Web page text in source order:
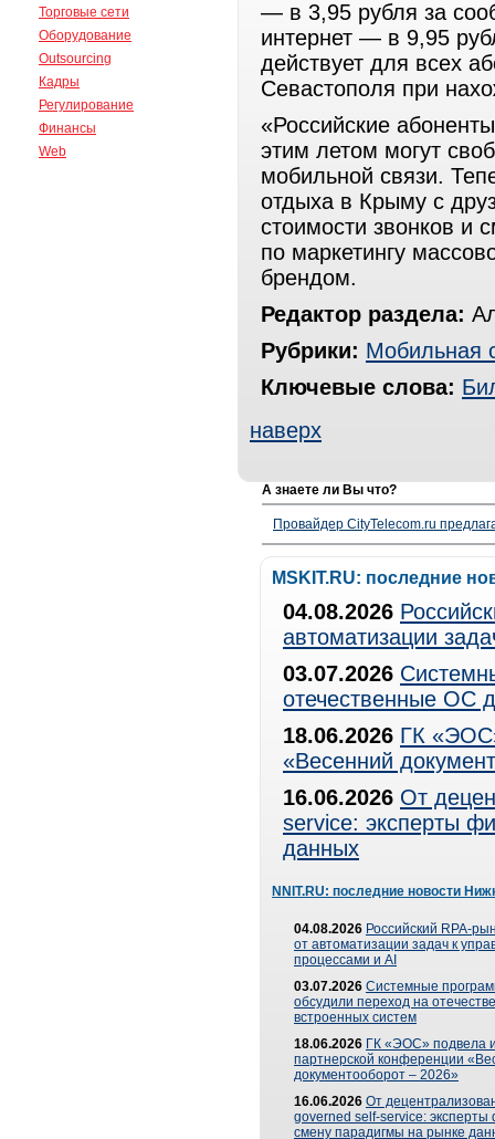
Торговые сети
Оборудование
Outsourcing
Кадры
Регулирование
Финансы
Web
— в 3,95 рубля за
интернет — в 9,95
действует для всех
Севастополя при
«Российские
этим летом могут
мобильной связи.
отдыха в Крыму с
стоимости звонков и
по маркетингу
брендом.
Редактор раздела:
Рубрики: Мобильная
Ключевые слова:
наверх
А знаете ли Вы что?
Провайдер CityTelecom.ru
MSKIT.RU: последние
04.08.2026
автоматизации
03.07.2026
отечественные ОС
18.06.2026 ГК
«Весенний
16.06.2026 От
service: эксперты
данных
NNIT.RU: последние новости
04.08.2026 Российский RPA-
от автоматизации задач к
процессами и AI
03.07.2026 Системные
обсудили переход на
встроенных систем
18.06.2026 ГК «ЭОС» подвела
партнерской конференции
документооборот – 2026»
16.06.2026 От
governed self-service: эксперты
смену парадигмы на рынке